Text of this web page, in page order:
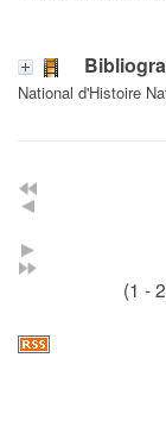
National d'Histoire
(1 -